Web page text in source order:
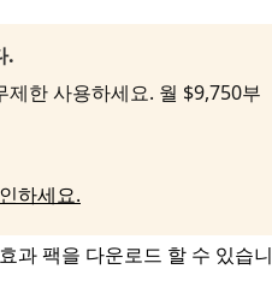
.
제한 사용하세요. 월 $9,750부
하세요.
과 팩을 다운로드 할 수 있습니